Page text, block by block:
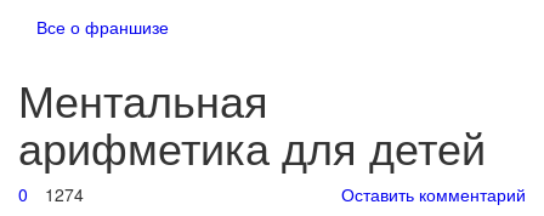
Все о франшизе
Ментальная
арифметика для детей
Оставить комментарий
0
1274